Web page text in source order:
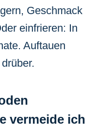
Geschmack
einfrieren: In
Auftauen
vermeide ich